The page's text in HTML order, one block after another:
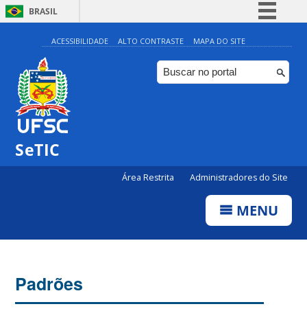
BRASIL
Simplifique!
Comunica BR
Participe
ACESSIBILIDADE ALTO CONTRASTE MAPA DO SITE
SeTIC
Área Restrita Administradores do Site
MENU
Padrões